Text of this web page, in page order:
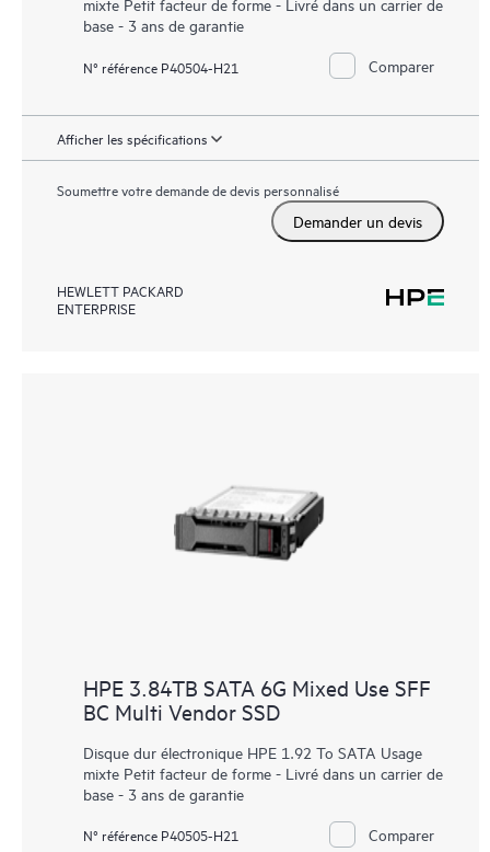
mixte Petit facteur de forme - Livré dans un carrier de
base - 3 ans de garantie
N° référence P40504-H21 Comparer
Afficher les spécifications
Soumettre votre demande de devis personnalisé
Demander un devis
HEWLETT PACKARD
ENTERPRISE
HPE 3.84TB SATA 6G Mixed Use SFF
BC Multi Vendor SSD
Disque dur électronique HPE 1.92 To SATA Usage
mixte Petit facteur de forme - Livré dans un carrier de
base - 3 ans de garantie
N° référence P40505-H21 Comparer